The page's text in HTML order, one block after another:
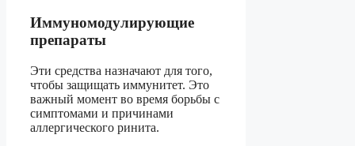
Иммуномодулирующие
препараты
Эти средства назначают для того,
чтобы защищать иммунитет. Это
важный момент во время борьбы с
симптомами и причинами
аллергического ринита.